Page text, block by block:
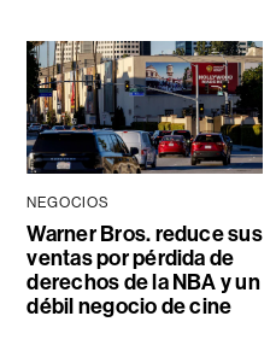
NEGOCIOS
Warner Bros. reduce sus
ventas por pérdida de
derechos de la NBA y un
débil negocio de cine